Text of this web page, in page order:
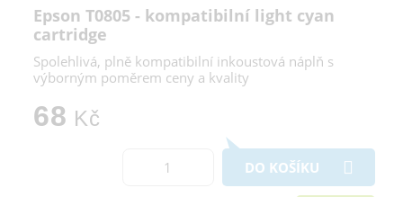
Epson T0805 - kompatibilní light cyan
cartridge
Spolehlivá, plně kompatibilní inkoustová náplň s
výborným poměrem ceny a kvality
68 Kč
DO KOŠÍKU